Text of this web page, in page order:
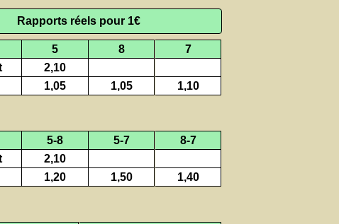
Rapports réels pour 1€
5 8
7
2,10
1,05 1,05 1,10
5-8 5-7
8-7
2,10
1,20 1,50 1,40